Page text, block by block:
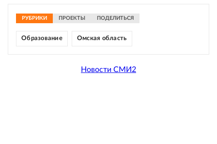
РУБРИКИ ПРОЕКТЫ ПОДЕЛИТЬСЯ
Образование Омская область
Новости СМИ2